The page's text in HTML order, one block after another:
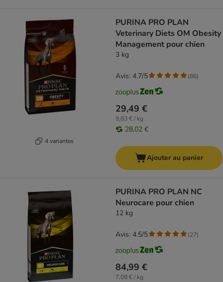
4 variantes
PURINA PRO PLAN
Veterinary Diets OM Obesity
Management pour chien
3 kg
29,49 €
9,83 € / kg
28,02 €
Avis: 4.7/5 (86)
Ajouter au panier
PURINA PRO PLAN NC
Neurocare pour chien
12 kg
84,99 €
7,08 € / kg
Avis: 4.5/5 (27)